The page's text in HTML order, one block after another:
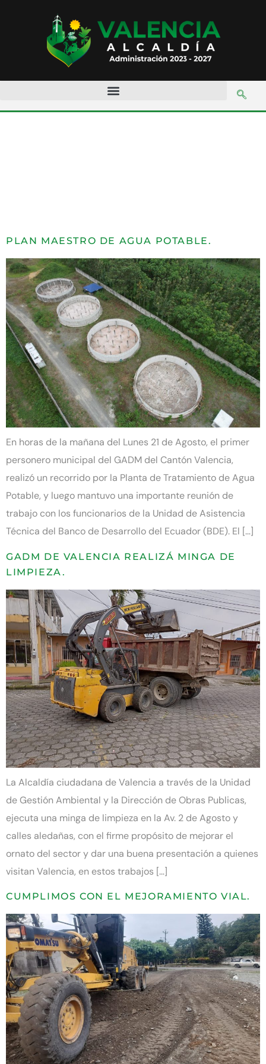
PLAN MAESTRO DE AGUA POTABLE.
En horas de la mañana del Lunes 21 de Agosto, el primer
personero municipal del GADM del Cantón Valencia,
realizó un recorrido por la Planta de Tratamiento de Agua
Potable, y luego mantuvo una importante reunión de
trabajo con los funcionarios de la Unidad de Asistencia
Técnica del Banco de Desarrollo del Ecuador (BDE). El […]
GADM DE VALENCIA REALIZÁ MINGA DE
LIMPIEZA.
La Alcaldía ciudadana de Valencia a través de la Unidad
de Gestión Ambiental y la Dirección de Obras Publicas,
ejecuta una minga de limpieza en la Av. 2 de Agosto y
calles aledañas, con el firme propósito de mejorar el
ornato del sector y dar una buena presentación a quienes
visitan Valencia, en estos trabajos […]
CUMPLIMOS CON EL MEJORAMIENTO VIAL.